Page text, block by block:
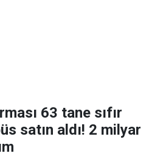
63 tane sıfır
satın aldı! 2 milyar